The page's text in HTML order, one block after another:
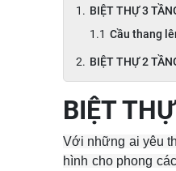
BIỆT THỰ 3
Cầu thang
BIỆT THỰ 2
BIỆT
Với những ai yêu
hình cho phong